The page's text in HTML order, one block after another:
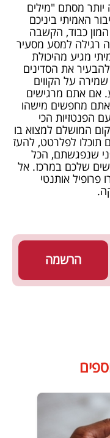
יותר מסתם "מילים
האמיתי ביניכם
כבוד, הקשבה
רגילה למסע מסעיר
מגיע מהיכולת
את הסדינים
על הקווים
אם אתם מרגישים
מחפשים מישהו
הפנטזיות הכי
המושלם למצוא בו
לפלרטט, להעז
שנפגשתם, הכל
שלכם במרכז. אל
אותנטי
הרשמה